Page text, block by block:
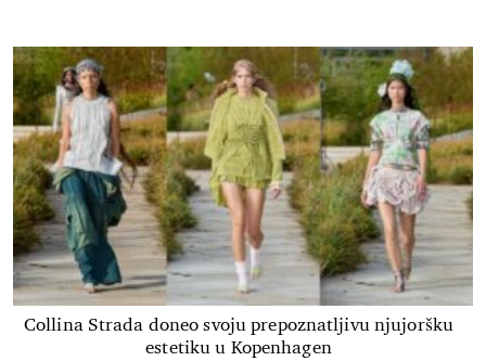
Collina Strada doneo svoju prepoznatljivu njujoršku
estetiku u Kopenhagen